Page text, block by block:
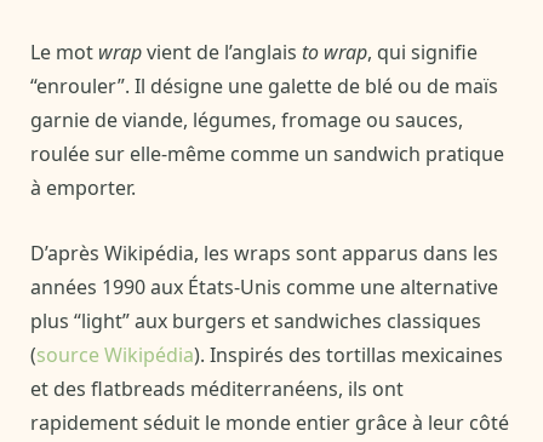
Le mot wrapvient de l’anglais to wrap, qui signifie
“enrouler”. Il désigne une galette de blé ou de maïs
garnie de viande, légumes, fromage ou sauces,
roulée sur elle-même comme un sandwich pratique
à emporter.
D’après Wikipédia, les wraps sont apparus dans les
années 1990 aux États-Unis comme une alternative
plus “light” aux burgers et sandwiches classiques
(source Wikipédia). Inspirés des tortillas mexicaines
et des flatbreads méditerranéens, ils ont
rapidement séduit le monde entier grâce à leur côté